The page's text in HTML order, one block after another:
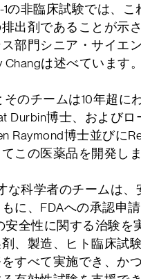
1の非臨床試験では、
出剤であることが示
部門シニア・サイエ
Changは述べています。
そのチームは10年超に
Durbin博士、および
Raymond博士並びに
この医薬品を開発しま
な科学者のチームは
に、FDAへの承認申
安全性に関する治験を
、製造、ヒト臨床試
すべて実施でき、か